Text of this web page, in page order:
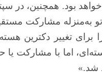
بود. همچنین، در
به‌منزله مشارکت
را برای تغییر دکترین
اما با مشارکت
شد.»